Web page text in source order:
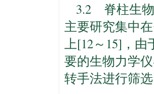
3.2 脊柱生
主要研究集中
上[12～15]，
要的生物力学
转手法进行筛